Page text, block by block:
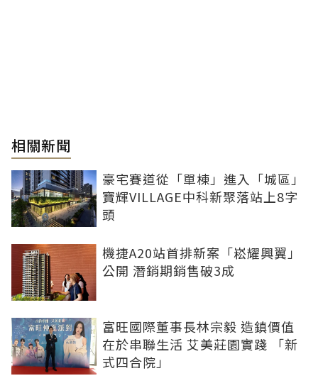
相關新聞
豪宅賽道從「單棟」進入「城區」
寶輝VILLAGE中科新聚落站上8字
頭
機捷A20站首排新案「崧耀興翼」
公開 潛銷期銷售破3成
富旺國際董事長林宗毅 造鎮價值
在於串聯生活 艾美莊園實踐 「新
式四合院」